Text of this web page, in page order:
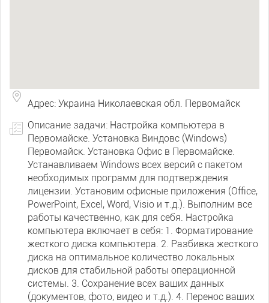
Адрес: Украина Николаевская обл. Первомайск
Описание задачи: Настройка компьютера в
Первомайске. Установка Виндовс (Windows)
Первомайск. Установка Офис в Первомайске.
Устанавливаем Windows всех версий с пакетом
необходимых программ для подтверждения
лицензии. Установим офисные приложения (Office,
PowerPoint, Excel, Word, Visio и т.д.). Выполним все
работы качественно, как для себя. Настройка
компьютера включает в себя: 1. Форматирование
жесткого диска компьютера. 2. Разбивка жесткого
диска на оптимальное количество локальных
дисков для стабильной работы операционной
системы. 3. Сохранение всех ваших данных
(документов, фото, видео и т.д.). 4. Перенос ваших